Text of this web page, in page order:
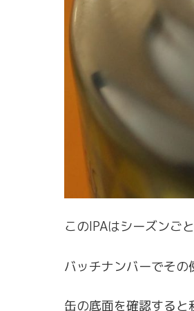
このIPAはシーズンご
バッチナンバーでその
缶の底面を確認する